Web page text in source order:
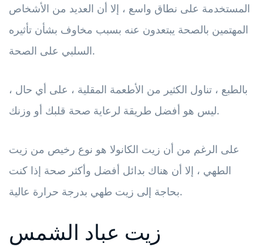
المستخدمة على نطاق واسع ، إلا أن العديد من الأشخاص
المهتمين بالصحة يبتعدون عنه بسبب مخاوف بشأن تأثيره
السلبي على الصحة.
بالطبع ، تناول الكثير من الأطعمة المقلية ، على أي حال ،
ليس هو أفضل طريقة لرعاية صحة قلبك أو وزنك.
على الرغم من أن زيت الكانولا هو نوع رخيص من زيت
الطهي ، إلا أن هناك بدائل أفضل وأكثر صحة إذا كنت
بحاجة إلى زيت طهي بدرجة حرارة عالية.
زيت عباد الشمس